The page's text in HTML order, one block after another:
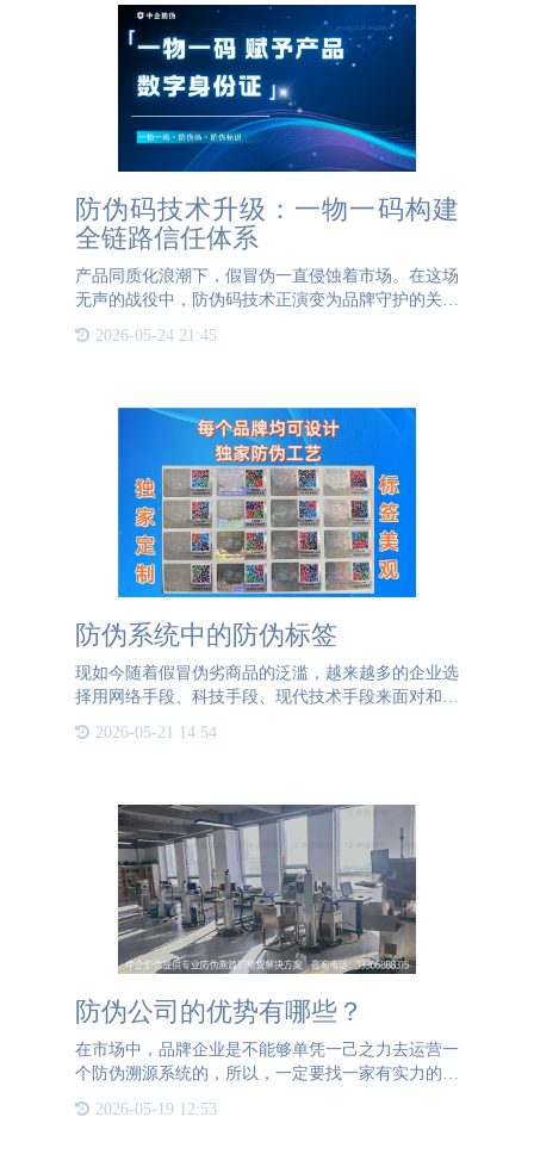
防伪码技术升级：一物一码构建
全链路信任体系
产品同质化浪潮下，假冒伪一直侵蚀着市场。在这场
无声的战役中，防伪码技术正演变为品牌守护的关键
武器。基于一物一码原则构建的防伪体系，让每个产
品都拥有独一无二的"数字身份证"，从源头斩断制假
2026-05-24 21:45
防伪系统中的防伪标签
现如今随着假冒伪劣商品的泛滥，越来越多的企业选
择用网络手段、科技手段、现代技术手段来面对和解
具。防伪溯源系统不仅可以保护品牌的利益不受到影
2026-05-21 14:54
防伪公司的优势有哪些？
在市场中，品牌企业是不能够单凭一己之力去运营一
个防伪溯源系统的，所以，一定要找一家有实力的防
伪溯源公司来为其进行服务。公海彩船防伪是一家专
业的防伪溯源系统建设、运营、营销一体化服务提供
2026-05-19 12:53